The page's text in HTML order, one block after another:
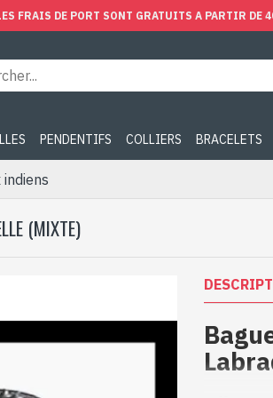
FRAIS DE PORT SONT GRATUITS A PARTIR
PENDENTIFS COLLIERS BRACELETS
(MIXTE)